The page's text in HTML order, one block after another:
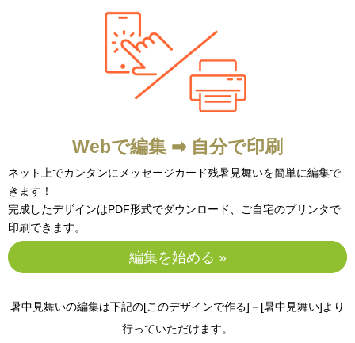
Webで編集 ➡ 自分で印刷
ネット上でカンタンにメッセージカード残暑見舞いを簡単に編集で
きます！
完成したデザインはPDF形式でダウンロード、ご自宅のプリンタで
印刷できます。
編集を始める »
暑中見舞いの編集は下記の[このデザインで作る]－[暑中見舞い]より
行っていただけます。